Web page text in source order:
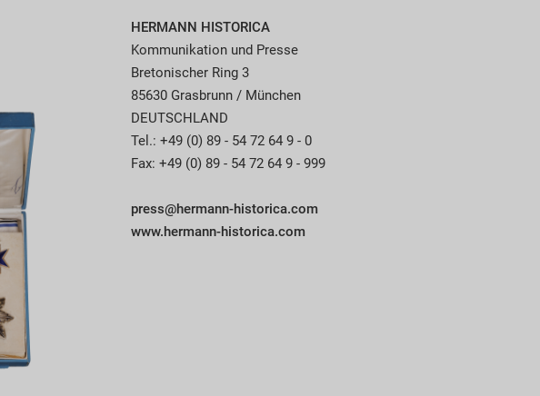
HERMANN HISTORICA
Kommunikation und Presse
Bretonischer Ring 3
85630 Grasbrunn / München
DEUTSCHLAND
Tel.: +49 (0) 89 - 54 72 64 9 - 0
Fax: +49 (0) 89 - 54 72 64 9 - 999
press@hermann-historica.com
www.hermann-historica.com